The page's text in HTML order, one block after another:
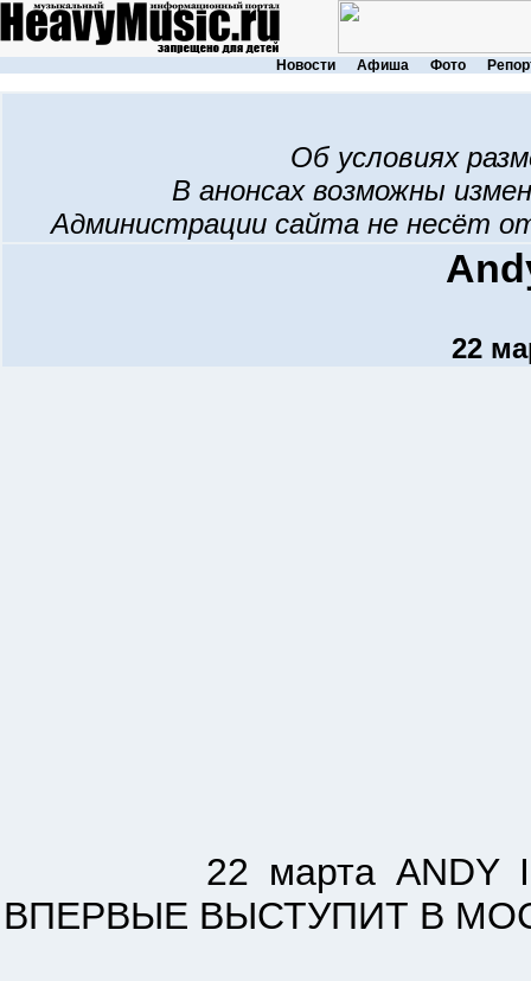
Новости Афиша Фото
Об условиях
В анонсах возможны
Администрации сайта не несёт
22
22 марта ANDY
ВПЕРВЫЕ ВЫСТУПИТ В